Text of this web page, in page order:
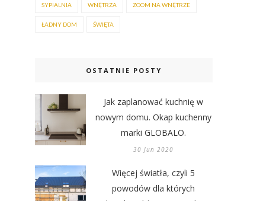
SYPIALNIA WNĘTRZA ZOOM NA WNĘTRZE
ŁADNY DOM ŚWIĘTA
OSTATNIE POSTY
Jak zaplanować kuchnię w
nowym domu. Okap kuchenny
marki GLOBALO.
30 Jun 2020
Więcej światła, czyli 5
powodów dla których